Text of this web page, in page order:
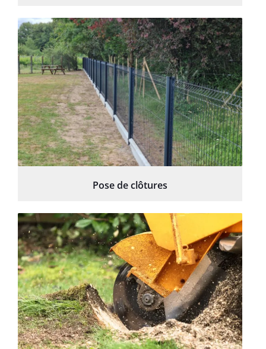
Pose de clôtures